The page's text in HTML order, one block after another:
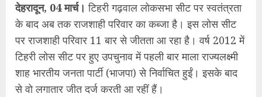
देहरादून, 04 मार्च। टिहरी गढ़वाल लोकसभा सीट पर स्वतंत्रता
के बाद अब तक राजशाही परिवार का कब्जा है। इस लोस सीट
पर राजशाही परिवार 11 बार से जीतता आ रहा है। वर्ष 2012 में
टिहरी लोस सीट पर हुए उपचुनाव में पहली बार माला राज्यलक्ष्मी
शाह भारतीय जनता पार्टी (भाजपा) से निर्वाचित हुईं। इसके बाद
से वो लगातार जीत दर्ज करती आ रहीं हैं।